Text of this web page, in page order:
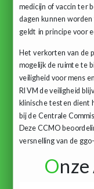
medicijn of vaccin ter
dagen kunnen
geldt in principe voor
Het verkorten van de
mogelijk de ruimte te
veiligheid voor mens
RIVM de veiligheid
klinische testen dient
bij de Centrale
Deze CCMO
versnelling van de
O